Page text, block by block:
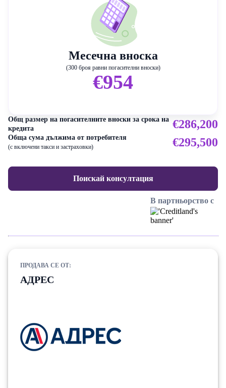
Месечна вноска
(300 броя равни погасителни вноски)
€954
Общ размер на погасителните вноски за срока на
кредита
€286,200
Обща сума дължима от потребителя
(с включени такси и застраховки) €295,500
Поискай консултация
В партньорство с
ПРОДАВА СЕ ОТ:
АДРЕС